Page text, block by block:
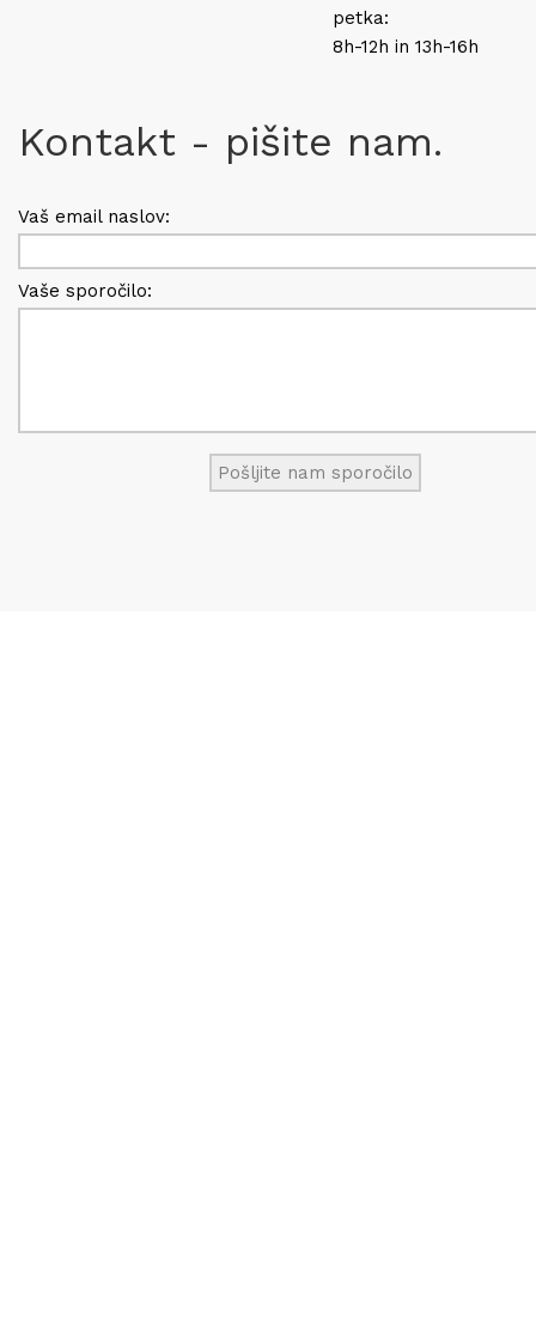
petka:
8h-12h in 13h-16h
Kontakt - pišite nam.
Vaš email naslov:
Vaše sporočilo: